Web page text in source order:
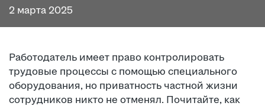
2 марта 2025
Работодатель имеет право контролировать
трудовые процессы с помощью специального
оборудования, но приватность частной жизни
сотрудников никто не отменял. Почитайте, как